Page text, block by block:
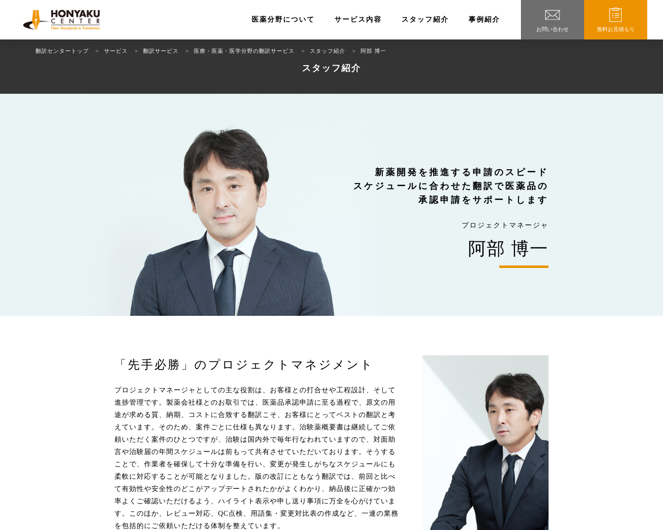
医薬分野について サービス内容 スタッフ紹介 事例紹介
お問い合わせ 無料お見積もり
翻訳センタートップ サービス 翻訳サービス 医療・医薬・医学分野の翻訳サービス スタッフ紹介 阿部 博一
スタッフ紹介
新薬開発を推進する申請のスピード
スケジュールに合わせた翻訳で医薬品の
承認申請をサポートします
プロジェクトマネージャ
阿部 博一
「先手必勝」の プロジェクトマネジメント
プロジェクトマネージャとしての主な役割は、お客様との打合せや工程設計、そして
進捗管理です。製薬会社様とのお取引では、医薬品承認申請に至る過程で、原文の用
途が求める質、納期、コストに合致する翻訳こそ、お客様にとってベストの翻訳と考
えています。そのため、案件ごとに仕様も異なります。治験薬概要書は継続してご依
頼いただく案件のひとつですが、治験は国内外で毎年行なわれていますので、対面助
言や治験届の年間スケジュールは前もって共有させていただいております。そうする
ことで、作業者を確保して十分な準備を行い、変更が発生しがちなスケジュールにも
柔軟に対応することが可能となりました。版の改訂にともなう翻訳では、前回と比べ
て有効性や安全性のどこがアップデートされたかがよくわかり、納品後に正確かつ効
率よくご確認いただけるよう、ハイライト表示や申し送り事項に万全を心がけていま
す。このほか、レビュー対応、QC点検、用語集・変更対比表の作成など、一連の業務
を包括的にご依頼いただける体制を整えています。